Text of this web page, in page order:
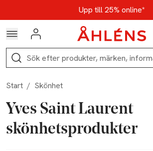
Hoppa till navigationsmenynUpp till 25% online*
Kod: AUG25 - Shoppa nu
Logga in
Sök
Start / Skönhet
Yves Saint Laurent
skönhetsprodukter